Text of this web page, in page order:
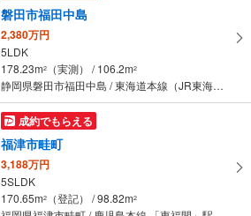
磐田市福田中島
2,380万円
5LDK
178.23m2 （実測） / 106.2m2
静岡県磐田市福田中島 / 東海道本線（JR東海） 「磐田」駅 バス16分 天龍社前 バス停下車 徒歩5分
成約でもらえる
福津市畦町
3,188万円
5SLDK
170.65m2 （登記） / 98.82m2